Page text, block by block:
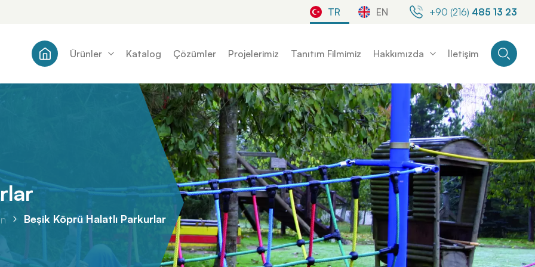
TR EN +90 (216) 485 13 23
Ürünler Katalog Çözümler Projelerimiz Tanıtım Filmimiz Hakkımızda İletişim
Beşik Köprü Halatlı Parkurlar